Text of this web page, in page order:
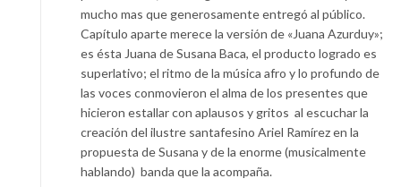
mucho mas que generosamente entregó al público.
Capítulo aparte merece la versión de «Juana Azurduy»;
es ésta Juana de Susana Baca, el producto logrado es
superlativo; el ritmo de la música afro y lo profundo de
las voces conmovieron el alma de los presentes que
hicieron estallar con aplausos y gritos al escuchar la
creación del ilustre santafesino Ariel Ramírez en la
propuesta de Susana y de la enorme (musicalmente
hablando) banda que la acompaña.